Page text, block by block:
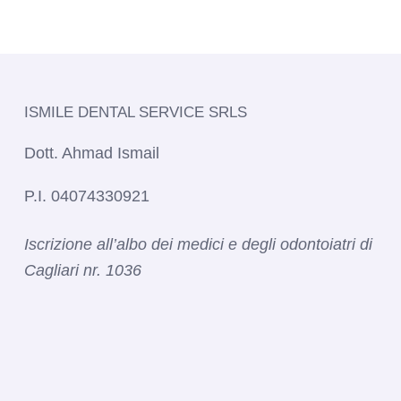
ISMILE DENTAL SERVICE SRLS​
Dott. Ahmad Ismail
P.I. 04074330921
Iscrizione all’albo dei medici e degli odontoiatri di
Cagliari nr. 1036​